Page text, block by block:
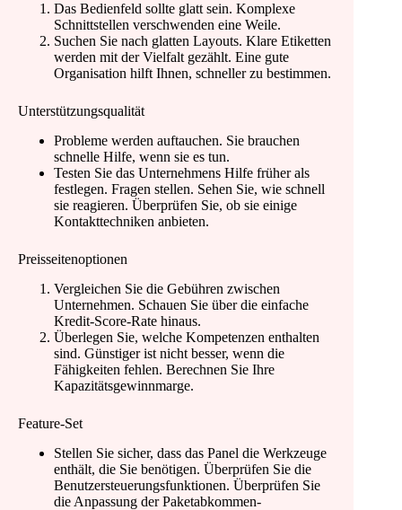
Das Bedienfeld sollte glatt sein. Komplexe
Schnittstellen verschwenden eine Weile.
Suchen Sie nach glatten Layouts. Klare Etiketten
werden mit der Vielfalt gezählt. Eine gute
Organisation hilft Ihnen, schneller zu bestimmen.
Unterstützungsqualität
Probleme werden auftauchen. Sie brauchen
schnelle Hilfe, wenn sie es tun.
Testen Sie das Unternehmens Hilfe früher als
festlegen. Fragen stellen. Sehen Sie, wie schnell
sie reagieren. Überprüfen Sie, ob sie einige
Kontakttechniken anbieten.
Preisseitenoptionen
Vergleichen Sie die Gebühren zwischen
Unternehmen. Schauen Sie über die einfache
Kredit-Score-Rate hinaus.
Überlegen Sie, welche Kompetenzen enthalten
sind. Günstiger ist nicht besser, wenn die
Fähigkeiten fehlen. Berechnen Sie Ihre
Kapazitätsgewinnmarge.
Feature-Set
Stellen Sie sicher, dass das Panel die Werkzeuge
enthält, die Sie benötigen. Überprüfen Sie die
Benutzersteuerungsfunktionen. Überprüfen Sie
die Anpassung der Paketabkommen-